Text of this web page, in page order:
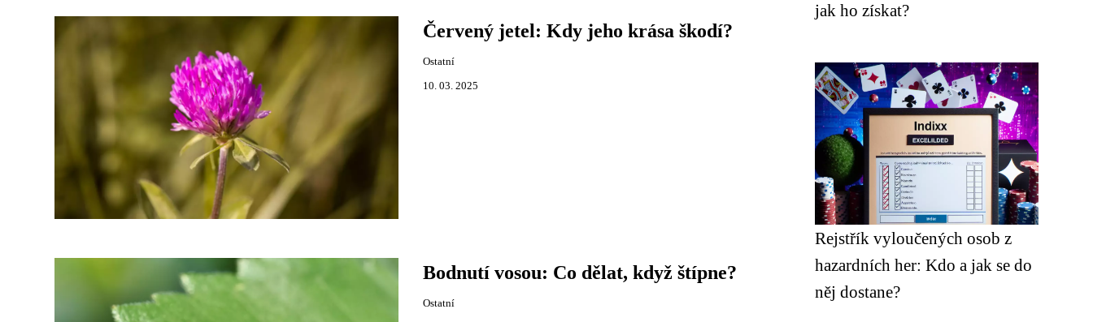
Červený jetel: Kdy jeho krása škodí?
Ostatní
10. 03. 2025
Bodnutí vosou: Co dělat, když štípne?
Ostatní
jak ho získat?
Rejstřík vyloučených osob z
hazardních her: Kdo a jak se do
něj dostane?